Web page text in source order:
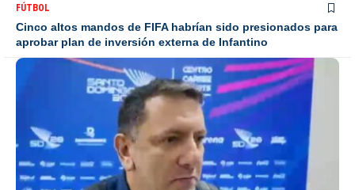
FÚTBOL
Cinco altos mandos de FIFA habrían sido presionados para
aprobar plan de inversión externa de Infantino